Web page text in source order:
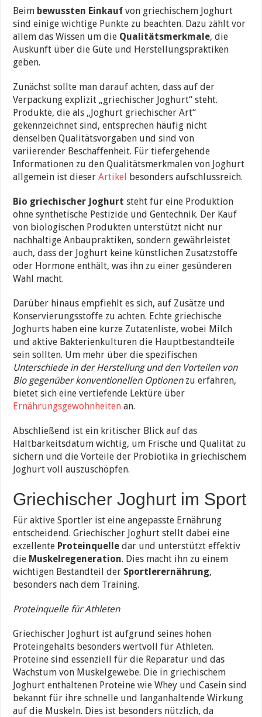
Beim bewussten Einkauf von griechischem Joghurt
sind einige wichtige Punkte zu beachten. Dazu zählt vor
allem das Wissen um die Qualitätsmerkmale, die
Auskunft über die Güte und Herstellungspraktiken
geben.
Zunächst sollte man darauf achten, dass auf der
Verpackung explizit „griechischer Joghurt“ steht.
Produkte, die als „Joghurt griechischer Art“
gekennzeichnet sind, entsprechen häufig nicht
denselben Qualitätsvorgaben und sind von
variierender Beschaffenheit. Für tiefergehende
Informationen zu den Qualitätsmerkmalen von Joghurt
allgemein ist dieserArtikel besonders aufschlussreich.
Bio griechischer Joghurt steht für eine Produktion
ohne synthetische Pestizide und Gentechnik. Der Kauf
von biologischen Produkten unterstützt nicht nur
nachhaltige Anbaupraktiken, sondern gewährleistet
auch, dass der Joghurt keine künstlichen Zusatzstoffe
oder Hormone enthält, was ihn zu einer gesünderen
Wahl macht.
Darüber hinaus empfiehlt es sich, auf Zusätze und
Konservierungsstoffe zu achten. Echte griechische
Joghurts haben eine kurze Zutatenliste, wobei Milch
und aktive Bakterienkulturen die Hauptbestandteile
sein sollten. Um mehr über die spezifischen
Unterschiede in der Herstellung und den Vorteilen von
Bio gegenüber konventionellen Optionenzu erfahren,
bietet sich eine vertiefende Lektüre über
Ernährungsgewohnheiten an.
Abschließend ist ein kritischer Blick auf das
Haltbarkeitsdatum wichtig, um Frische und Qualität zu
sichern und die Vorteile der Probiotika in griechischem
Joghurt voll auszuschöpfen.
Griechischer Joghurt im Sport
Für aktive Sportler ist eine angepasste Ernährung
entscheidend. Griechischer Joghurt stellt dabei eine
exzellente Proteinquelle dar und unterstützt effektiv
die Muskelregeneration. Dies macht ihn zu einem
wichtigen Bestandteil der Sportlerernährung,
besonders nach dem Training.
Proteinquelle für Athleten
Griechischer Joghurt ist aufgrund seines hohen
Proteingehalts besonders wertvoll für Athleten.
Proteine sind essenziell für die Reparatur und das
Wachstum von Muskelgewebe. Die in griechischem
Joghurt enthaltenen Proteine wie Whey und Casein sind
bekannt für ihre schnelle und langanhaltende Wirkung
auf die Muskeln. Dies ist besonders nützlich, da